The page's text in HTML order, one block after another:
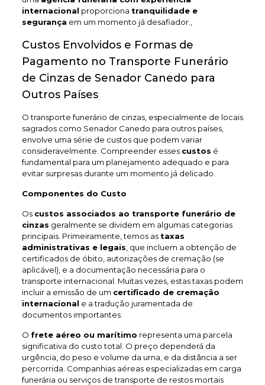
internacional proporciona tranquilidade e
segurança em um momento já desafiador.,
Custos Envolvidos e Formas de
Pagamento no Transporte Funerário
de Cinzas de Senador Canedo para
Outros Países
O transporte funerário de cinzas, especialmente de locais
sagrados como Senador Canedo para outros países,
envolve uma série de custos que podem variar
consideravelmente. Compreender esses custos é
fundamental para um planejamento adequado e para
evitar surpresas durante um momento já delicado.
Componentes do Custo
Os custos associados ao transporte funerário de
cinzas geralmente se dividem em algumas categorias
principais. Primeiramente, temos as taxas
administrativas e legais , que incluem a obtenção de
certificados de óbito, autorizações de cremação (se
aplicável), e a documentação necessária para o
transporte internacional. Muitas vezes, estas taxas podem
incluir a emissão de um certificado de cremação
internacional e a tradução juramentada de
documentos importantes.
O frete aéreo ou marítimo representa uma parcela
significativa do custo total. O preço dependerá da
urgência, do peso e volume da urna, e da distância a ser
percorrida. Companhias aéreas especializadas em carga
funerária ou serviços de transporte de restos mortais